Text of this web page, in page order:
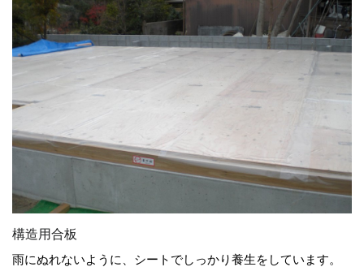
構造用合板
雨にぬれないように、シートでしっかり養生をしています。